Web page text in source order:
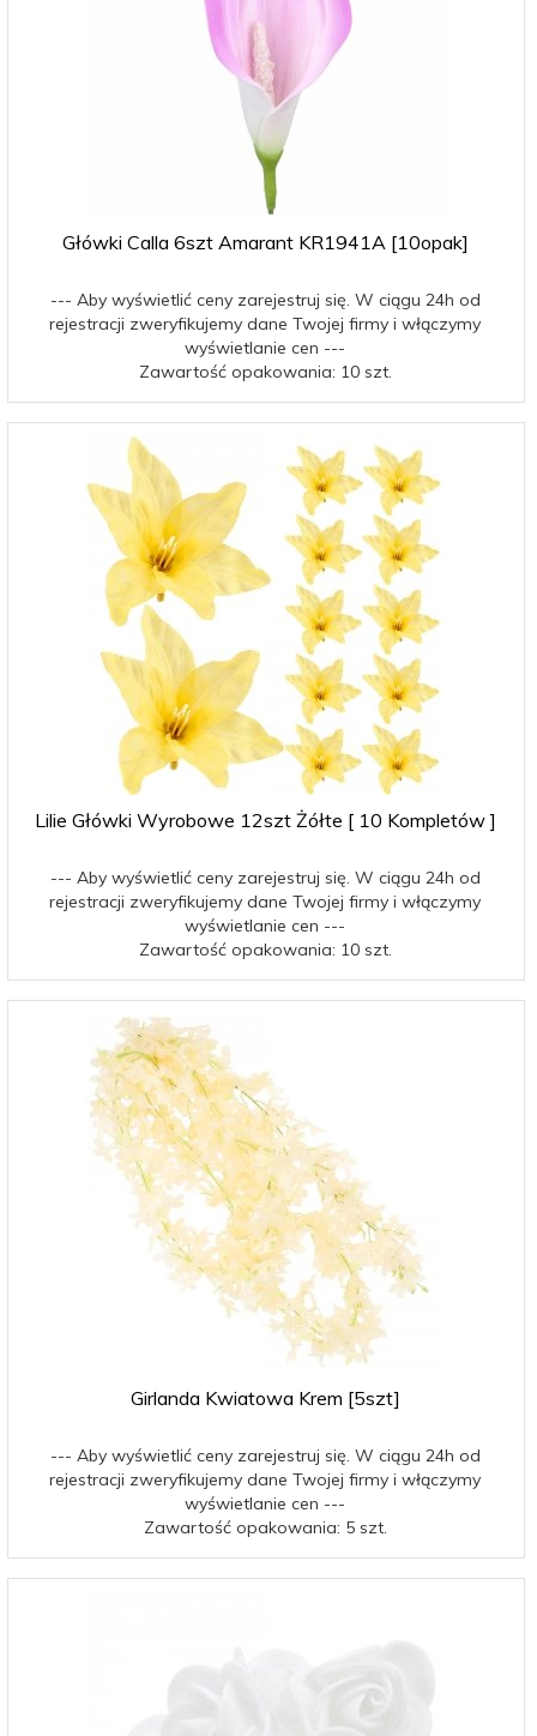
Główki Calla 6szt Amarant KR1941A [10opak]
--- Aby wyświetlić ceny zarejestruj się. W ciągu 24h od
rejestracji zweryfikujemy dane Twojej firmy i włączymy
wyświetlanie cen ---
Zawartość opakowania: 10 szt.
Lilie Główki Wyrobowe 12szt Żółte [ 10 Kompletów ]
--- Aby wyświetlić ceny zarejestruj się. W ciągu 24h od
rejestracji zweryfikujemy dane Twojej firmy i włączymy
wyświetlanie cen ---
Zawartość opakowania: 10 szt.
Girlanda Kwiatowa Krem [5szt]
--- Aby wyświetlić ceny zarejestruj się. W ciągu 24h od
rejestracji zweryfikujemy dane Twojej firmy i włączymy
wyświetlanie cen ---
Zawartość opakowania: 5 szt.